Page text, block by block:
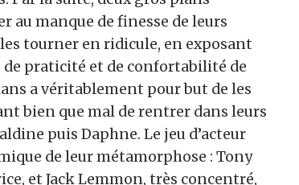
au manque de finesse de leurs
tourner en ridicule, en exposant
de praticité et de confortabilité de
a véritablement pour but de les
bien que mal de rentrer dans leurs
puis Daphne. Le jeu d’acteur
de leur métamorphose : Tony
et Jack Lemmon, très concentré,